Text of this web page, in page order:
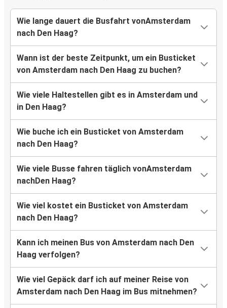
Wie lange dauert die Busfahrt vonAmsterdam
nach Den Haag?
Wann ist der beste Zeitpunkt, um ein Busticket
von Amsterdam nach Den Haag zu buchen?
Wie viele Haltestellen gibt es in Amsterdam und
in Den Haag?
Wie buche ich ein Busticket von Amsterdam
nach Den Haag?
Wie viele Busse fahren täglich vonAmsterdam
nachDen Haag?
Wie viel kostet ein Busticket von Amsterdam
nach Den Haag?
Kann ich meinen Bus von Amsterdam nach Den
Haag verfolgen?
Wie viel Gepäck darf ich auf meiner Reise von
Amsterdam nach Den Haag im Bus mitnehmen?